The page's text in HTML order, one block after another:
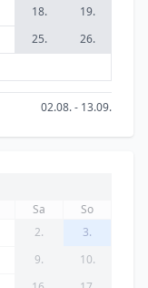
18.
19.
25.
26.
02.08. - 13.09.
Sa
So
2.
3.
9.
10.